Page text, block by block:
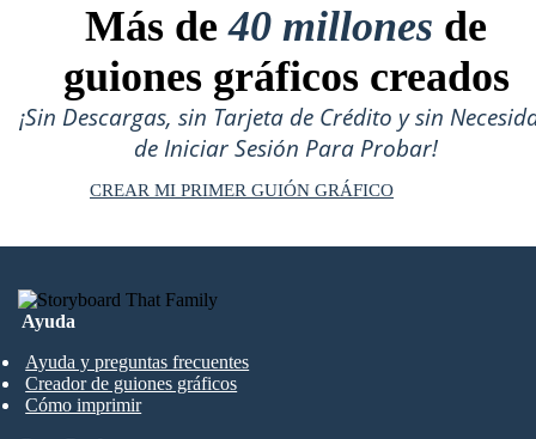
Más de40 millones de
guiones gráficos creados
¡Sin Descargas, sin Tarjeta de Crédito y sin
de Iniciar Sesión Para Probar!
CREAR MI PRIMER GUIÓN GRÁFICO
Ayuda
Ayuda y preguntas frecuentes
Creador de guiones gráficos
Cómo imprimir